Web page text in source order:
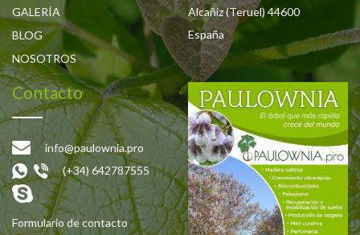
GALERÍA
BLOG
NOSOTROS
Alcañiz (Teruel) 44600
España
Contacto
info@paulownia.pro
(+34) 642787555
Formulario de contacto